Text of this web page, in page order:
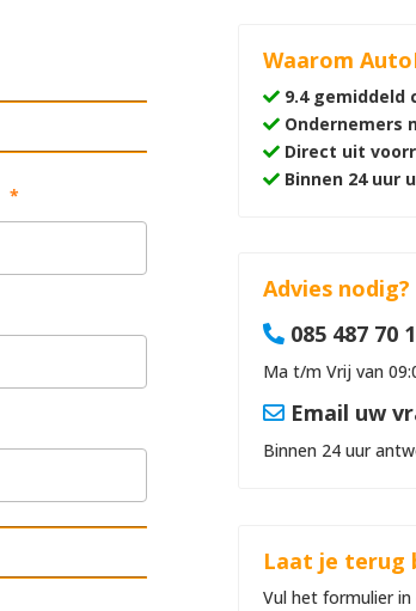
*
Waarom
9.4 gemiddeld
Ondernemers
Direct uit
Binnen 24 uur
Advies nodig?
085 487 70
Ma t/m Vrij van
Email uw
Binnen 24 uur
Laat je terug
Vul het formulier